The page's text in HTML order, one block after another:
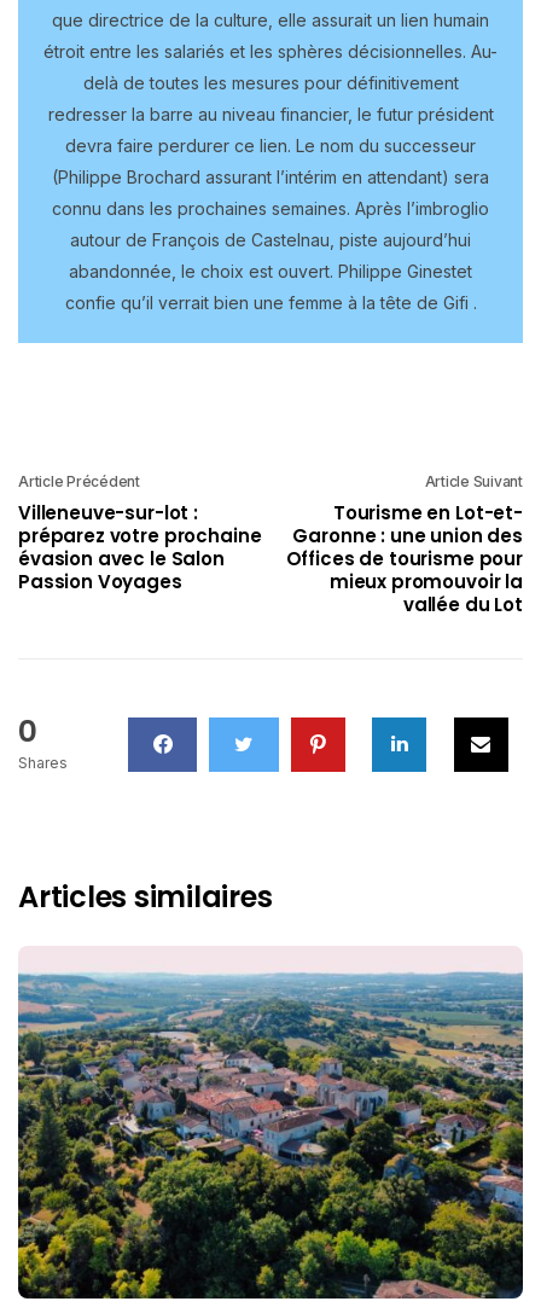
que directrice de la culture, elle assurait un lien humain
étroit entre les salariés et les sphères décisionnelles. Au-
delà de toutes les mesures pour définitivement
redresser la barre au niveau financier, le futur président
devra faire perdurer ce lien. Le nom du successeur
(Philippe Brochard assurant l’intérim en attendant) sera
connu dans les prochaines semaines. Après l’imbroglio
autour de François de Castelnau, piste aujourd’hui
abandonnée, le choix est ouvert. Philippe Ginestet
confie qu’il verrait bien une femme à la tête de Gifi .
Article Précédent
Villeneuve-sur-lot :
préparez votre prochaine
évasion avec le Salon
Passion Voyages
Article Suivant
Tourisme en Lot-et-
Garonne : une union des
Offices de tourisme pour
mieux promouvoir la
vallée du Lot
0
Shares
Articles similaires